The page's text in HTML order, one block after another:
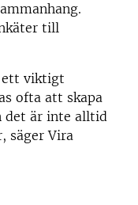
till
ett viktigt
ofta att skapa
det är inte alltid
säger Vira